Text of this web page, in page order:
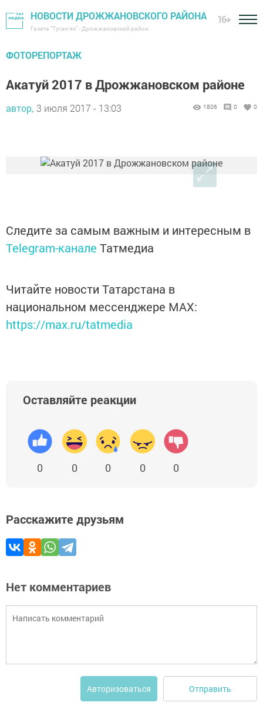
НОВОСТИ ДРОЖЖАНОВСКОГО РАЙОНА
Газета "Туган як" - Дрожжановский район
16+
ФОТОРЕПОРТАЖ
Акатуй 2017 в Дрожжановском районе
автор, 3 июля 2017 - 13:03 1806 0 0
Следите за самым важным и интересным в
Telegram-канале Татмедиа
Читайте новости Татарстана в
национальном мессенджере MАХ:
https://max.ru/tatmedia
Оставляйте реакции
0 0 0 0 0
Расскажите друзьям
Нет комментариев
Авторизоваться Отправить